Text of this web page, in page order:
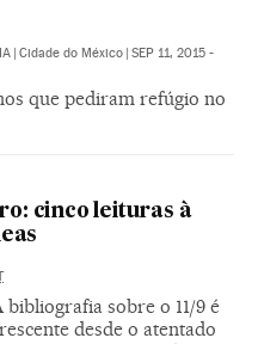
| Cidade do México | SEP 11, 2015 -
que pediram refúgio no
cinco leituras à
bibliografia sobre o 11/9 é
desde o atentado